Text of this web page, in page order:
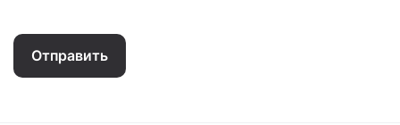
Отправить